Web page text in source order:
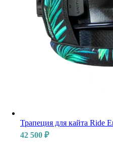
Трапеция для кайта Ride
42 500 ₽